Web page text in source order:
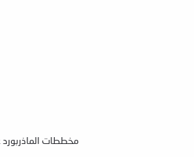
مخططات